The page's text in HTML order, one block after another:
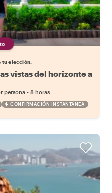
tu elección.
vistas del horizonte a
persona • 8 horas
CONFIRMACIÓN INSTANTÁNEA